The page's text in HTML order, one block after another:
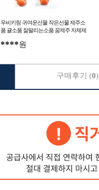
우비키링 귀여운선물 작은선물 제주소
품 귤소품 잘팔리는소품 꿈제주 자체제
****원
구매후기 (0)